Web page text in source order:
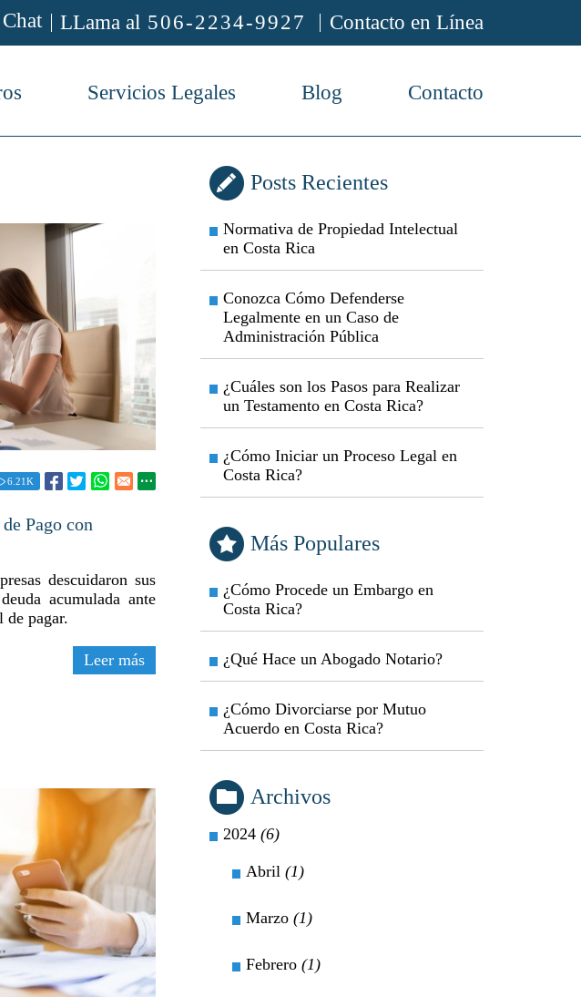
Contacto en Línea
506-2234-9927
LLama al
Chat
Servicios Legales Blog Contacto
6.21K
Pago con
descuidaron sus
acumulada ante
pagar.
Leer más
Posts Recientes
Normativa de Propiedad Intelectual
en Costa Rica
Conozca Cómo Defenderse
Legalmente en un Caso de
Administración Pública
¿Cuáles son los Pasos para Realizar
un Testamento en Costa Rica?
¿Cómo Iniciar un Proceso Legal en
Costa Rica?
Más Populares
¿Cómo Procede un Embargo en
Costa Rica?
¿Qué Hace un Abogado Notario?
¿Cómo Divorciarse por Mutuo
Acuerdo en Costa Rica?
Archivos
2024 (6)
Abril (1)
Marzo (1)
Febrero (1)